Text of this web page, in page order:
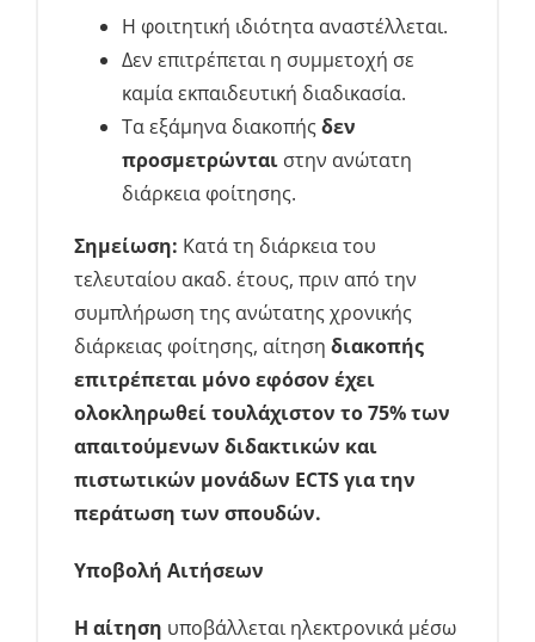
Η φοιτητική ιδιότητα αναστέλλεται.
Δεν επιτρέπεται η συμμετοχή σε
καμία εκπαιδευτική διαδικασία.
Τα εξάμηνα διακοπής δεν
προσμετρώνταιστην ανώτατη
διάρκεια φοίτησης.
Σημείωση: Κατά τη διάρκεια του
τελευταίου ακαδ. έτους, πριν από την
συμπλήρωση της ανώτατης χρονικής
διάρκειας φοίτησης, αίτηση διακοπής
επιτρέπεται μόνο εφόσον έχει
ολοκληρωθεί τουλάχιστον το 75% των
απαιτούμενων διδακτικών και
πιστωτικών μονάδων ECTSγια την
περάτωση των σπουδών.
Υποβολή Αιτήσεων
Η αίτηση υποβάλλεται ηλεκτρονικά μέσω